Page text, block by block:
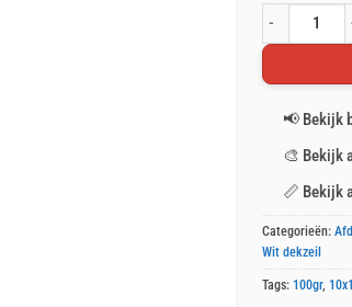
Wit afdekzeil
📢 Bekijk
🎨 Bekijk
📏 Bekijk
Categorieën:
Wit dekzeil
Tags: 100gr,